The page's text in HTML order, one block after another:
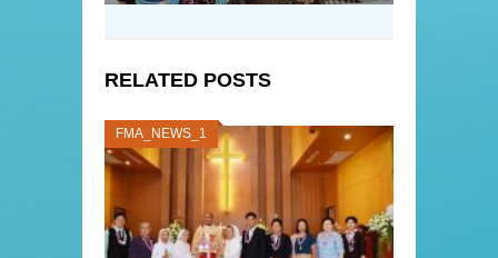
RELATED POSTS
FMA_NEWS_1